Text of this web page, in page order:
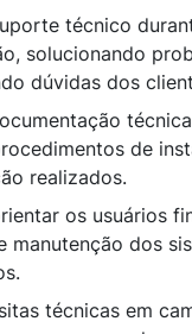
técnico
solucionando
dúvidas dos
de
realizados.
os usuários
manutenção dos
técnicas em